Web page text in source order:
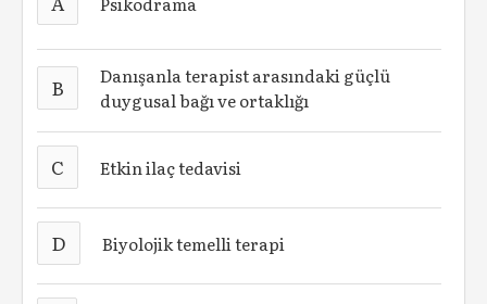
B
Danışanla terapist arasındaki güçlü
duygusal bağı ve ortaklığı
C Etkin ilaç tedavisi
D Biyolojik temelli terapi